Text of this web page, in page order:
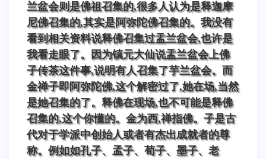
兰盆会则是佛祖召集的,很多人认为是释迦摩
尼佛召集的,其实是阿弥陀佛召集的。我没有
看到相关资料说释佛召集过盂兰盆会,也许是
我看走眼了。因为镇元大仙说盂兰盆会上佛
子传茶这件事,说明有人召集了芋兰盆会。而
金禅子即阿弥陀佛,这个解密过了,她在场,当然
是她召集的了。释佛在现场,也不可能是释佛
召集的,这个你懂的。金为西,禅指佛。子是古
代对于学派中创始人或者有杰出成就者的尊
称。例如如孔子、孟子、荀子、墨子、老